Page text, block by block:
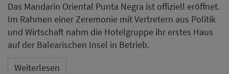
Das Mandarin Oriental Punta Negra ist offiziell eröffnet.
Im Rahmen einer Zeremonie mit Vertretern aus Politik
und Wirtschaft nahm die Hotelgruppe ihr erstes Haus
auf der Balearischen Insel in Betrieb.
Weiterlesen